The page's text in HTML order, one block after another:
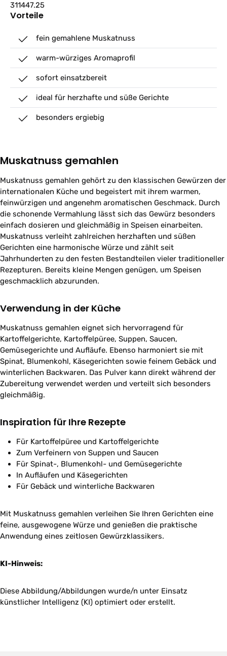
311447.25
Vorteile
fein gemahlene Muskatnuss
warm-würziges Aromaprofil
sofort einsatzbereit
ideal für herzhafte und süße Gerichte
besonders ergiebig
Muskatnuss gemahlen
Muskatnuss gemahlen gehört zu den klassischen Gewürzen der
internationalen Küche und begeistert mit ihrem warmen,
feinwürzigen und angenehm aromatischen Geschmack. Durch
die schonende Vermahlung lässt sich das Gewürz besonders
einfach dosieren und gleichmäßig in Speisen einarbeiten.
Muskatnuss verleiht zahlreichen herzhaften und süßen
Gerichten eine harmonische Würze und zählt seit
Jahrhunderten zu den festen Bestandteilen vieler traditioneller
Rezepturen. Bereits kleine Mengen genügen, um Speisen
geschmacklich abzurunden.
Verwendung in der Küche
Muskatnuss gemahlen eignet sich hervorragend für
Kartoffelgerichte, Kartoffelpüree, Suppen, Saucen,
Gemüsegerichte und Aufläufe. Ebenso harmoniert sie mit
Spinat, Blumenkohl, Käsegerichten sowie feinem Gebäck und
winterlichen Backwaren. Das Pulver kann direkt während der
Zubereitung verwendet werden und verteilt sich besonders
gleichmäßig.
Inspiration für Ihre Rezepte
Für Kartoffelpüree und Kartoffelgerichte
Zum Verfeinern von Suppen und Saucen
Für Spinat-, Blumenkohl- und Gemüsegerichte
In Aufläufen und Käsegerichten
Für Gebäck und winterliche Backwaren
Mit Muskatnuss gemahlen verleihen Sie Ihren Gerichten eine
feine, ausgewogene Würze und genießen die praktische
Anwendung eines zeitlosen Gewürzklassikers.
KI-Hinweis:
Diese Abbildung/Abbildungen wurde/n unter Einsatz
künstlicher Intelligenz (KI) optimiert oder erstellt.